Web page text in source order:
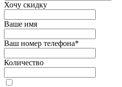
Хочу скидку
Ваше имя
Ваш номер телефона*
Количество